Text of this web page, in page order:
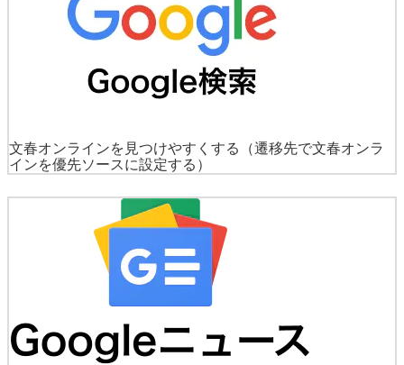
文春オンラインを見つけやすくする
（遷移先で文春オンラ
インを優先ソースに設定する）